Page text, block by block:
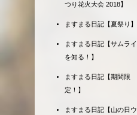
つり花火大会 2018】
ますまる日記【夏祭り】
ますまる日記【サムライ
を知る！】
ますまる日記【期間限
定！】
ますまる日記【山の日ウ